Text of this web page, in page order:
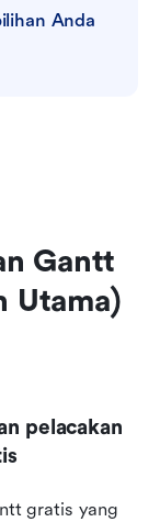
Anda
Gantt
Utama)
pelacakan
gratis yang